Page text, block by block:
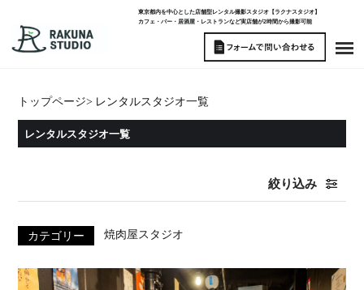
東京都内を中心とした店舗型レンタル撮影スタジオ【ラクナスタジオ】
カフェ・バー・居酒屋・レストランなど実店舗が2時間から撮影可能
トップページ> レンタルスタジオ一覧
レンタルスタジオ一覧
絞り込み
カテゴリー 焼肉屋スタジオ